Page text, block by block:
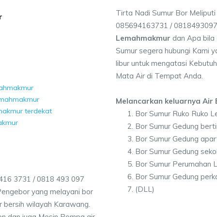
terdekat
3731 / 0818 493 097
yang melayani bor
bersih wilayah Karawang.
Tirta Nadi Sumur Bor
085694163731 /
Lemahmakmur dan Apa bila
Sumur segera hubungi Kami
libur untuk mengatasi
Mata Air di Tempat Anda.
Melancarkan keluarnya Air
Bor Sumur Ruko Ruko
Bor Sumur Gedung
Bor Sumur Gedung
Bor Sumur Gedung
Bor Sumur Perumahan
Bor Sumur Gedung
(DLL)